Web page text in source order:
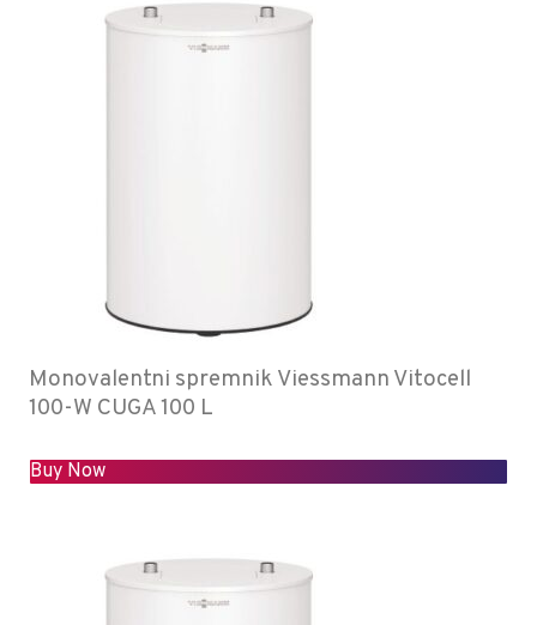
Monovalentni spremnik Viessmann Vitocell
100-W CUGA 100 L
Buy Now